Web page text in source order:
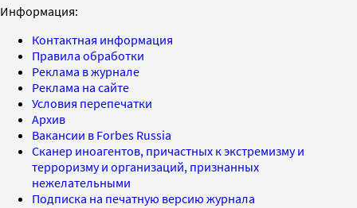
Информация:
Контактная информация
Правила обработки
Реклама в журнале
Реклама на сайте
Условия перепечатки
Архив
Вакансии в Forbes Russia
Сканер иноагентов, причастных к экстремизму и
терроризму и организаций, признанных
нежелательными
Подписка на печатную версию журнала